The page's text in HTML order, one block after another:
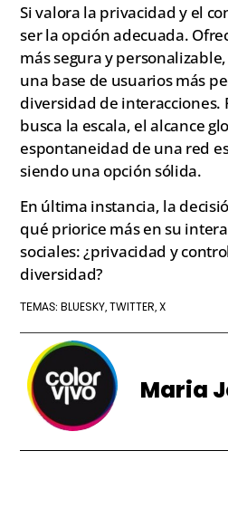
Si valora la privacidad y el
ser la opción adecuada.
más segura y
una base de usuarios más
diversidad de interacciones.
busca la escala, el alcance
espontaneidad de una red
siendo una opción sólida.
En última instancia, la
qué priorice más en su
sociales: ¿privacidad y
diversidad?
TEMAS:BLUESKY ,TWITTER ,X
Maria